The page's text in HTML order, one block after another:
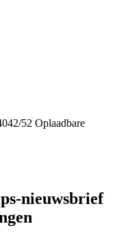
52 Oplaadbare
nieuwsbrief